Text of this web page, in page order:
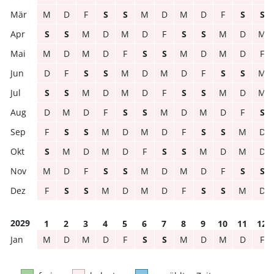
M
D F S S M D M D F S
S
S
S M D M D F S S M D
M
M
D M D F S S M D M D
F
D
F S S M D M D F S S
M
S
S M D M D F S S M D
M
D
M D F S S M D M D F
S
F
S S M D M D F S S M
D
S
M D M D F S S M D M
D
M
D F S S M D M D F S
S
F
S S M D M D F S S M D
2029 1 2 3 4 5 6 7 8 9 10 11
12
M
D M D F S S M D M D F